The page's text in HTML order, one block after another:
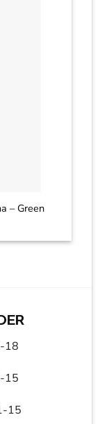
– Green
18
15
15